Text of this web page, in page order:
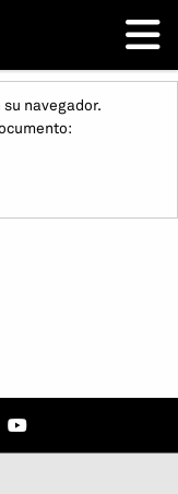
navegador.